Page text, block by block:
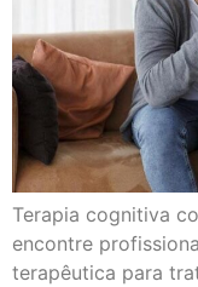
Terapia cognitiva
encontre
terapêutica para